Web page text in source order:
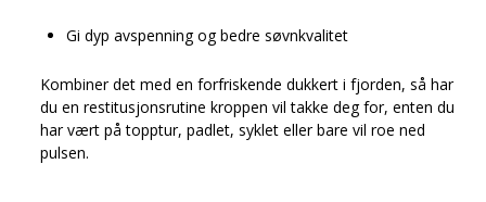
Gi dyp avspenning og bedre søvnkvalitet
Kombiner det med en forfriskende dukkert i fjorden, så har
du en restitusjonsrutine kroppen vil takke deg for, enten du
har vært på topptur, padlet, syklet eller bare vil roe ned
pulsen.